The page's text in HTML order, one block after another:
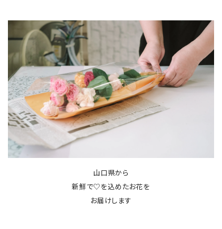
山口県から
新鮮で♡を込めたお花を
お届けします